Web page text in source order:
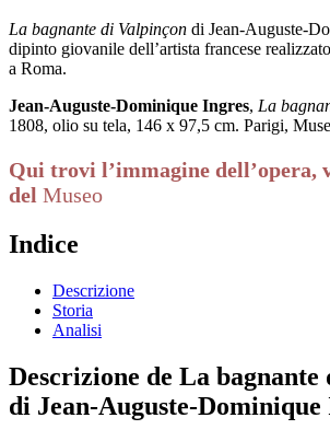
La bagnante di Valpinçon di Jean-Auguste-
dipinto giovanile dell’artista francese
a Roma.
Jean-Auguste-Dominique Ingres, La
1808, olio su tela, 146 x 97,5 cm. Parigi,
Qui trovi l’immagine dell’opera,
del Museo
Indice
Descrizione
Storia
Analisi
Descrizione de La bagnante
di Jean-Auguste-Dominique